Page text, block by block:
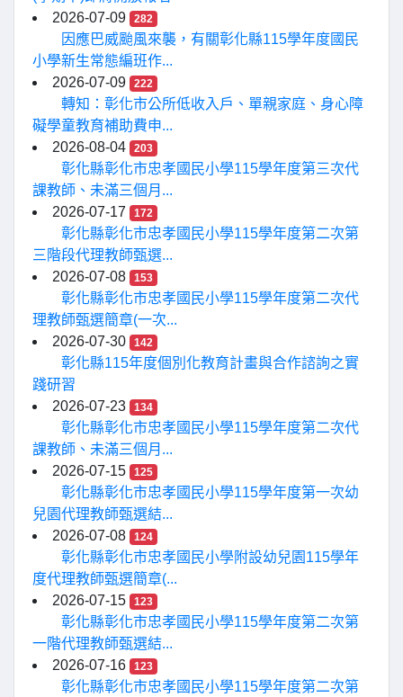
2026-07-09
282
因應巴威颱風來襲，有關彰化縣115學年度國民
小學新生常態編班作...
2026-07-09
222
轉知：彰化市公所低收入戶、單親家庭、身心障
礙學童教育補助費申...
2026-08-04
203
彰化縣彰化市忠孝國民小學115學年度第三次代
課教師、未滿三個月...
2026-07-17
172
彰化縣彰化市忠孝國民小學115學年度第二次第
三階段代理教師甄選...
2026-07-08
153
彰化縣彰化市忠孝國民小學115學年度第二次代
理教師甄選簡章(一次...
2026-07-30
142
彰化縣115年度個別化教育計畫與合作諮詢之實
踐研習
2026-07-23
134
彰化縣彰化市忠孝國民小學115學年度第二次代
課教師、未滿三個月...
2026-07-15
125
彰化縣彰化市忠孝國民小學115學年度第一次幼
兒園代理教師甄選結...
2026-07-08
124
彰化縣彰化市忠孝國民小學附設幼兒園115學年
度代理教師甄選簡章(...
2026-07-15
123
彰化縣彰化市忠孝國民小學115學年度第二次第
一階代理教師甄選結...
2026-07-16
123
彰化縣彰化市忠孝國民小學115學年度第二次第